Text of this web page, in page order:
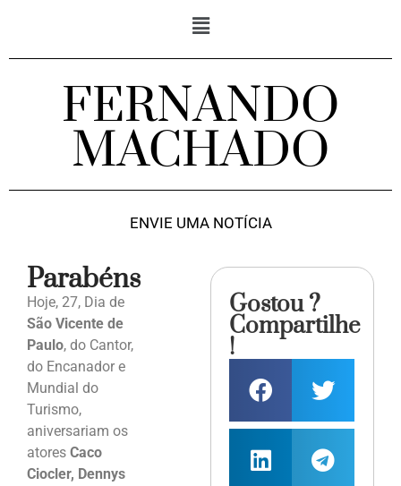
FERNANDO
MACHADO
ENVIE UMA NOTÍCIA
Parabéns
Hoje, 27, Dia de
São Vicente de
Paulo, do Cantor,
do Encanador e
Mundial do
Turismo,
aniversariam os
atores Caco
Ciocler, Dennys
Gostou ?
Compartilhe
!